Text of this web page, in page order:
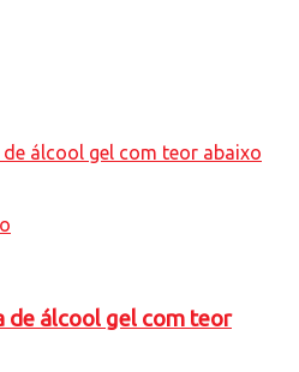
de álcool gel com teor